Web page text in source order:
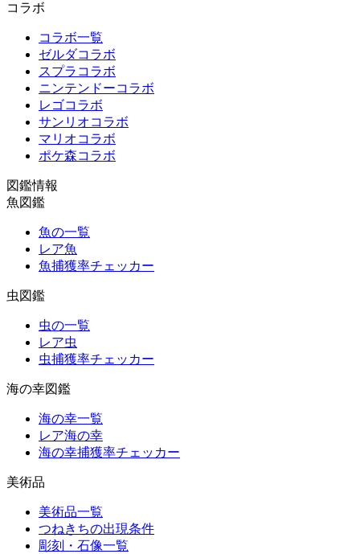
コラボ
コラボ一覧
ゼルダコラボ
スプラコラボ
ニンテンドーコラボ
レゴコラボ
サンリオコラボ
マリオコラボ
ポケ森コラボ
図鑑情報
魚図鑑
魚の一覧
レア魚
魚捕獲率チェッカー
虫図鑑
虫の一覧
レア虫
虫捕獲率チェッカー
海の幸図鑑
海の幸一覧
レア海の幸
海の幸捕獲率チェッカー
美術品
美術品一覧
つねきちの出現条件
彫刻・石像一覧